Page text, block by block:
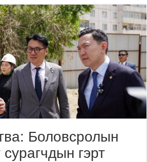
Боловсролын
сурагчдын гэрт